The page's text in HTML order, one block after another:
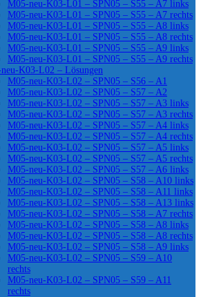
M05-neu-K03-L01 – SPN05 – S55 – A7 links
M05-neu-K03-L01 – SPN05 – S55 – A7 rechts
M05-neu-K03-L01 – SPN05 – S55 – A8 links
M05-neu-K03-L01 – SPN05 – S55 – A8 rechts
M05-neu-K03-L01 – SPN05 – S55 – A9 links
M05-neu-K03-L01 – SPN05 – S55 – A9 rechts
K03-L02 – Lösungen
M05-neu-K03-L02 – SPN05 – S56 – A1
M05-neu-K03-L02 – SPN05 – S57 – A2
M05-neu-K03-L02 – SPN05 – S57 – A3 links
M05-neu-K03-L02 – SPN05 – S57 – A3 rechts
M05-neu-K03-L02 – SPN05 – S57 – A4 links
M05-neu-K03-L02 – SPN05 – S57 – A4 rechts
M05-neu-K03-L02 – SPN05 – S57 – A5 links
M05-neu-K03-L02 – SPN05 – S57 – A5 rechts
M05-neu-K03-L02 – SPN05 – S57 – A6 links
M05-neu-K03-L02 – SPN05 – S58 – A10 links
M05-neu-K03-L02 – SPN05 – S58 – A11 links
M05-neu-K03-L02 – SPN05 – S58 – A13 links
M05-neu-K03-L02 – SPN05 – S58 – A7 rechts
M05-neu-K03-L02 – SPN05 – S58 – A8 links
M05-neu-K03-L02 – SPN05 – S58 – A8 rechts
M05-neu-K03-L02 – SPN05 – S58 – A9 links
M05-neu-K03-L02 – SPN05 – S59 – A10
rechts
M05-neu-K03-L02 – SPN05 – S59 – A11
rechts